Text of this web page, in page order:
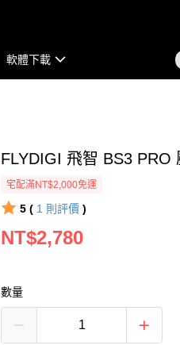
軟體下載
FLYDIGI 飛智 BS3 PRO
宅配滿NT$2,000免運
5 ( 1 則評價 )
NT$2,780
數量